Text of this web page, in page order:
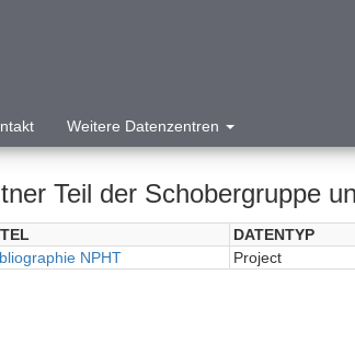
Weitere Datenzentren
Teil der Schobergruppe
DATENTYP
NPHT Project